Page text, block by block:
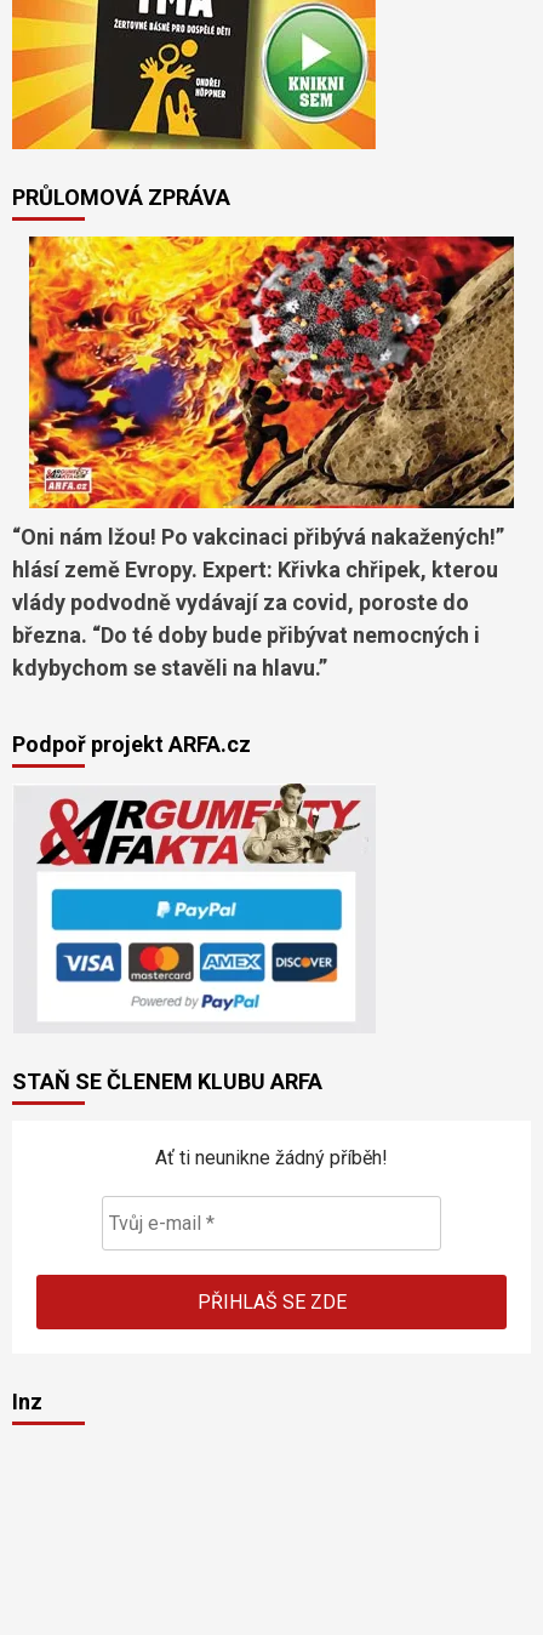
PRŮLOMOVÁ ZPRÁVA
“Oni nám lžou! Po vakcinaci přibývá nakažených!”
hlásí země Evropy. Expert: Křivka chřipek, kterou
vlády podvodně vydávají za covid, poroste do
března. “Do té doby bude přibývat nemocných i
kdybychom se stavěli na hlavu.”
Podpoř projekt ARFA.cz
STAŇ SE ČLENEM KLUBU ARFA
Ať ti neunikne žádný příběh!
Inz